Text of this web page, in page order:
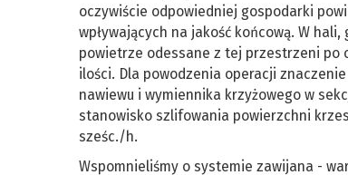
oczywiście odpowiedniej gospodarki
wpływających na jakość końcową. W
powietrze odessane z tej przestrzeni po
ilości. Dla powodzenia operacji
nawiewu i wymiennika krzyżowego w
stanowisko szlifowania powierzchni
sześc./h.
Wspomnieliśmy o systemie zawijana -